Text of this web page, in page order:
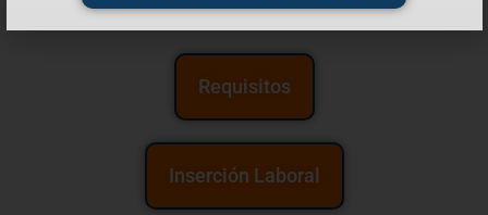
Requisitos
Inserción Laboral